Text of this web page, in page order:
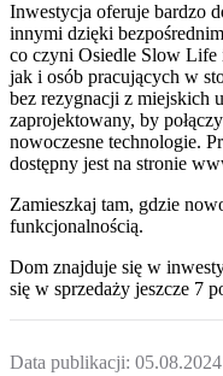
Inwestycja oferuje bardzo
innymi dzięki
co czyni Osiedle Slow Life
jak i osób pracujących w
bez rezygnacji z miejskich
zaprojektowany, by
nowoczesne technologie.
dostępny jest na stronie
Zamieszkaj tam, gdzie
funkcjonalnością.
Dom znajduje się w
się w sprzedaży jeszcze 7
Data publikacji: 05.08.2024